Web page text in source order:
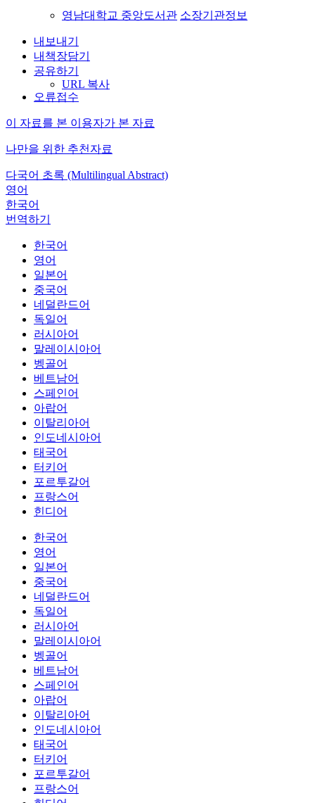
영남대학교 중앙도서관 소장기관정보
내보내기
내책장담기
공유하기
URL 복사
오류접수
이 자료를 본 이용자가 본 자료
나만을 위한 추천자료
다국어 초록 (Multilingual Abstract)
영어
한국어
번역하기
한국어
영어
일본어
중국어
네덜란드어
독일어
러시아어
말레이시아어
벵골어
베트남어
스페인어
아랍어
이탈리아어
인도네시아어
태국어
터키어
포르투갈어
프랑스어
힌디어
한국어
영어
일본어
중국어
네덜란드어
독일어
러시아어
말레이시아어
벵골어
베트남어
스페인어
아랍어
이탈리아어
인도네시아어
태국어
터키어
포르투갈어
프랑스어